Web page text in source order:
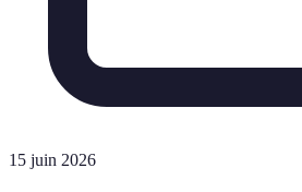
15 juin 2026